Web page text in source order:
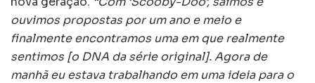
ouvimos propostas por um ano e meio e
finalmente encontramos uma em que realmente
sentimos [o DNA da série original]. Agora de
manhã eu estava trabalhando em uma ideia para o